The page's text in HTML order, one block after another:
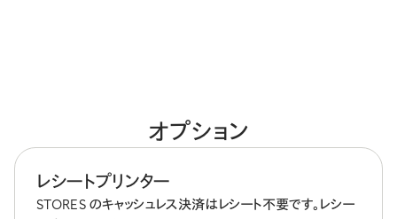
オプション
レシートプリンター
STORES のキャッシュレス決済はレシート不要です。レシー